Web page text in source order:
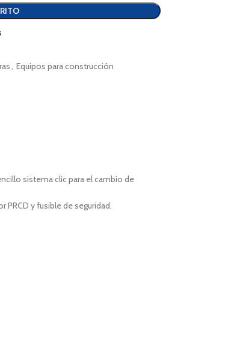
Equipos para construcción
sistema clic para el cambio de
y fusible de seguridad.